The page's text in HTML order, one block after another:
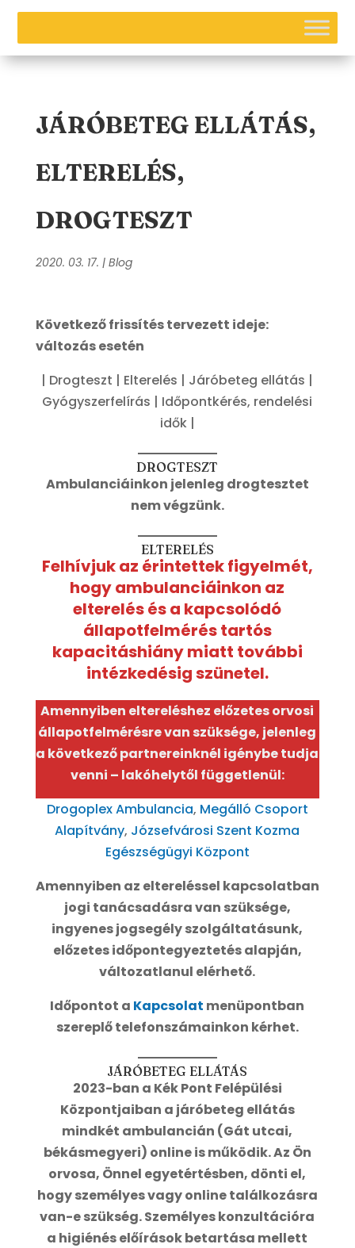
JÁRÓBETEG ELLÁTÁS,
ELTERELÉS,
DROGTESZT
2020. 03. 17. | Blog
Következő frissítés tervezett ideje:
változás esetén
| Drogteszt | Elterelés | Járóbeteg ellátás |
Gyógyszerfelírás | Időpontkérés, rendelési
idők |
DROGTESZT
Ambulanciáinkon jelenleg drogtesztet
nem végzünk.
ELTERELÉS
Felhívjuk az érintettek figyelmét,
hogy ambulanciáinkon az
elterelés és a kapcsolódó
állapotfelmérés tartós
kapacitáshiány miatt további
intézkedésig szünetel.
Amennyiben eltereléshez előzetes orvosi
állapotfelmérésre van szüksége, jelenleg
a következő partnereinknél igénybe tudja
venni – lakóhelytől függetlenül:
Drogoplex Ambulancia, Megálló Csoport
Alapítvány, Józsefvárosi Szent Kozma
Egészségügyi Központ
Amennyiben az eltereléssel kapcsolatban
jogi tanácsadásra van szüksége,
ingyenes jogsegély szolgáltatásunk,
előzetes időpontegyeztetés alapján,
változatlanul elérhető.
Időpontot a Kapcsolat menüpontban
szereplő telefonszámainkon kérhet.
JÁRÓBETEG ELLÁTÁS
2023-ban a Kék Pont Felépülési
Központjaiban a járóbeteg ellátás
mindkét ambulancián (Gát utcai,
békásmegyeri) online is működik. Az Ön
orvosa, Önnel egyetértésben, dönti el,
hogy személyes vagy online találkozásra
van-e szükség. Személyes konzultációra
a higiénés előírások betartása mellett